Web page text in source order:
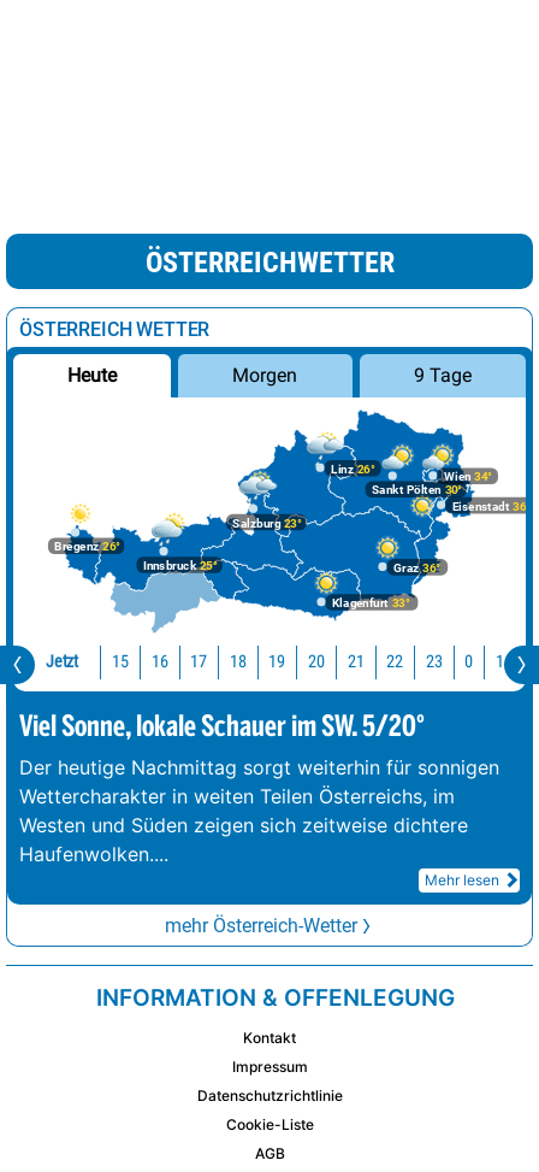
ÖSTERREICHWETTER
ÖSTERREICH WETTER
Heute Morgen 9 Tage
Bregenz26°
Graz36°
Innsbruck25°
Klagenfurt 33°
Linz26°
Salzburg23°
Wien 34°
Eisenstadt 36°
Sankt Pölten 30°
Jetzt 15 16 17 18 19 20 21 22 23 0 1
Viel Sonne, lokale Schauer im SW. 5/20°
Der heutige Nachmittag sorgt weiterhin für sonnigen
Wettercharakter in weiten Teilen Österreichs, im
Westen und Süden zeigen sich zeitweise dichtere
Haufenwolken....
Mehr lesen
mehr Österreich-Wetter
INFORMATION & OFFENLEGUNG
Kontakt
Impressum
Datenschutzrichtlinie
Cookie-Liste
AGB